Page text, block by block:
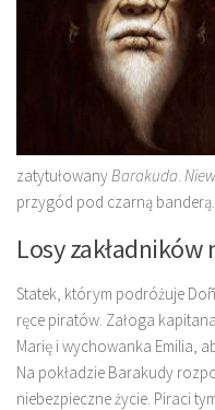
zatytułowanyBarakuda.
przygód pod czarną banderą.
Losy zakładników
Statek, którym podróżuje
ręce piratów. Załoga
Marię i wychowanka Emilia,
Na pokładzie Barakudy
niebezpieczne życie. Piraci